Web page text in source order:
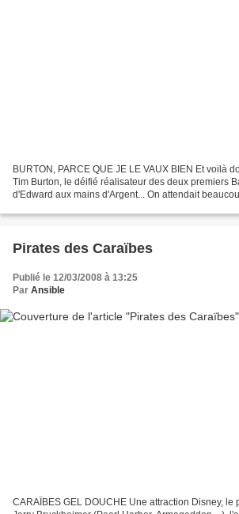
BURTON, PARCE QUE JE LE VAUX BIEN Et voilà
Tim Burton, le déifié réalisateur des deux premiers
d'Edward aux mains d'Argent... On attendait
Pirates des Caraïbes
Publié le 12/03/2008 à 13:25
Par Ansible
CARAÏBES GEL DOUCHE Une attraction Disney, le